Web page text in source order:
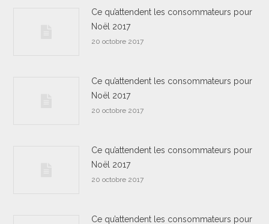
Ce qu’attendent les consommateurs pour
Noël 2017
20 octobre 2017
Ce qu’attendent les consommateurs pour
Noël 2017
20 octobre 2017
Ce qu’attendent les consommateurs pour
Noël 2017
20 octobre 2017
Ce qu’attendent les consommateurs pour